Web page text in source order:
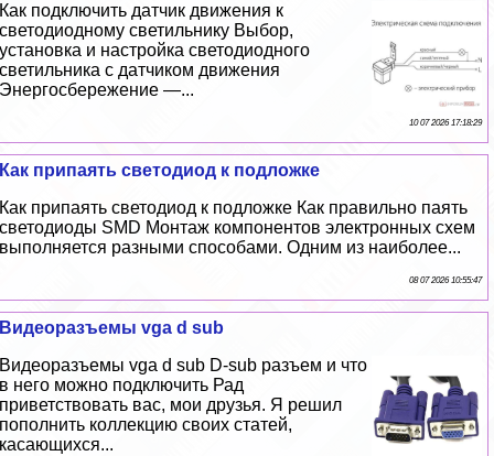
Как подключить датчик движения к
светодиодному светильнику Выбор,
установка и настройка светодиодного
светильника с датчиком движения
Энергосбережение —...
10 07 2026 17:18:29
Как припаять светодиод к подложке
Как припаять светодиод к подложке Как правильно паять
светодиоды SMD Монтаж компонентов электронных схем
выполняется разными способами. Одним из наиболее...
08 07 2026 10:55:47
Видеоразъемы vga d sub
Видеоразъемы vga d sub D-sub разъем и что
в него можно подключить Рад
приветствовать вас, мои друзья. Я решил
пополнить коллекцию своих статей,
касающихся...